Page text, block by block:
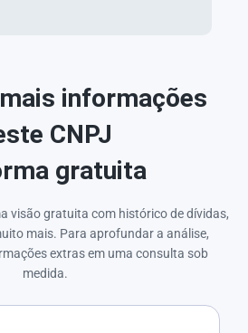
mais informações
CNPJ
gratuita
visão gratuita com histórico de dívidas,
mais. Para aprofundar a análise,
extras em uma consulta sob
medida.